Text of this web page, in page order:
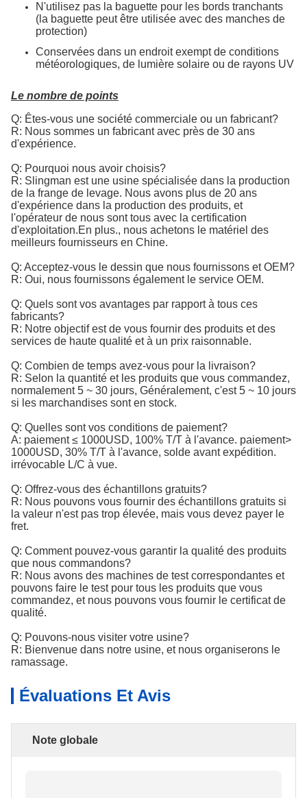
N'utilisez pas la baguette pour les bords tranchants
(la baguette peut être utilisée avec des manches de
protection)
Conservées dans un endroit exempt de conditions
météorologiques, de lumière solaire ou de rayons UV
Le nombre de points
Q: Êtes-vous une société commerciale ou un fabricant?
R: Nous sommes un fabricant avec près de 30 ans
d'expérience.
Q: Pourquoi nous avoir choisis?
R: Slingman est une usine spécialisée dans la production
de la frange de levage. Nous avons plus de 20 ans
d'expérience dans la production des produits, et
l'opérateur de nous sont tous avec la certification
d'exploitation.En plus., nous achetons le matériel des
meilleurs fournisseurs en Chine.
Q: Acceptez-vous le dessin que nous fournissons et OEM?
R: Oui, nous fournissons également le service OEM.
Q: Quels sont vos avantages par rapport à tous ces
fabricants?
R: Notre objectif est de vous fournir des produits et des
services de haute qualité et à un prix raisonnable.
Q: Combien de temps avez-vous pour la livraison?
R: Selon la quantité et les produits que vous commandez,
normalement 5 ~ 30 jours, Généralement, c'est 5 ~ 10 jours
si les marchandises sont en stock.
Q: Quelles sont vos conditions de paiement?
A: paiement ≤ 1000USD, 100% T/T à l'avance. paiement>
1000USD, 30% T/T à l'avance, solde avant expédition.
irrévocable L/C à vue.
Q: Offrez-vous des échantillons gratuits?
R: Nous pouvons vous fournir des échantillons gratuits si
la valeur n'est pas trop élevée, mais vous devez payer le
fret.
Q: Comment pouvez-vous garantir la qualité des produits
que nous commandons?
R: Nous avons des machines de test correspondantes et
pouvons faire le test pour tous les produits que vous
commandez, et nous pouvons vous fournir le certificat de
qualité.
Q: Pouvons-nous visiter votre usine?
R: Bienvenue dans notre usine, et nous organiserons le
ramassage.
Évaluations Et Avis
Note globale